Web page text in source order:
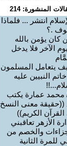
المنشورة: 214
انتشر ... فلماذا
.؟
كان يؤمن بالله
الآخر فلا يدخل
يتعامل المسلمون
النبيين عليه
محمد عمارة يكتب
معنى النسخ
الكريم))
الأزهر تعاقبني
والخصم من
للمرة الثانية